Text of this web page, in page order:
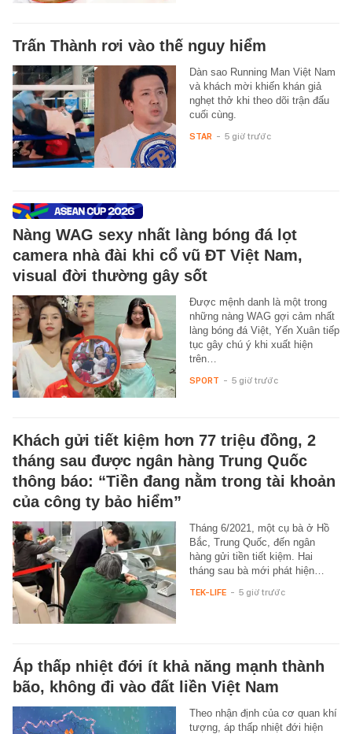
Trấn Thành rơi vào thế nguy hiểm
Dàn sao Running Man Việt Nam
và khách mời khiến khán giả
nghẹt thở khi theo dõi trận đấu
cuối cùng.
STAR - 5 giờ trước
Nàng WAG sexy nhất làng bóng đá lọt
camera nhà đài khi cổ vũ ĐT Việt Nam,
visual đời thường gây sốt
Được mệnh danh là một trong
những nàng WAG gợi cảm nhất
làng bóng đá Việt, Yến Xuân tiếp
tục gây chú ý khi xuất hiện
trên…
SPORT - 5 giờ trước
Khách gửi tiết kiệm hơn 77 triệu đồng, 2
tháng sau được ngân hàng Trung Quốc
thông báo: “Tiền đang nằm trong tài khoản
của công ty bảo hiểm”
Tháng 6/2021, một cụ bà ở Hồ
Bắc, Trung Quốc, đến ngân
hàng gửi tiền tiết kiệm. Hai
tháng sau bà mới phát hiện…
TEK-LIFE - 5 giờ trước
Áp thấp nhiệt đới ít khả năng mạnh thành
bão, không đi vào đất liền Việt Nam
Theo nhận định của cơ quan khí
tượng, áp thấp nhiệt đới hiện